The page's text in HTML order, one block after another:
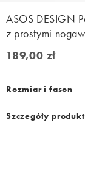
ASOS DESIGN
z prostymi
189,00 zł
189,00 zł
Rozmiar i fason
Szczegóły